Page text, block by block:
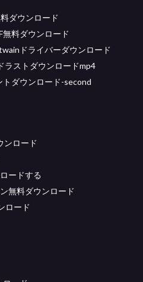
ダウンロード
料ダウンロード
ドライバーダウンロード
ラストダウンロードmp4
トダウンロード-second
ンロード
ードする
無料ダウンロード
ロード